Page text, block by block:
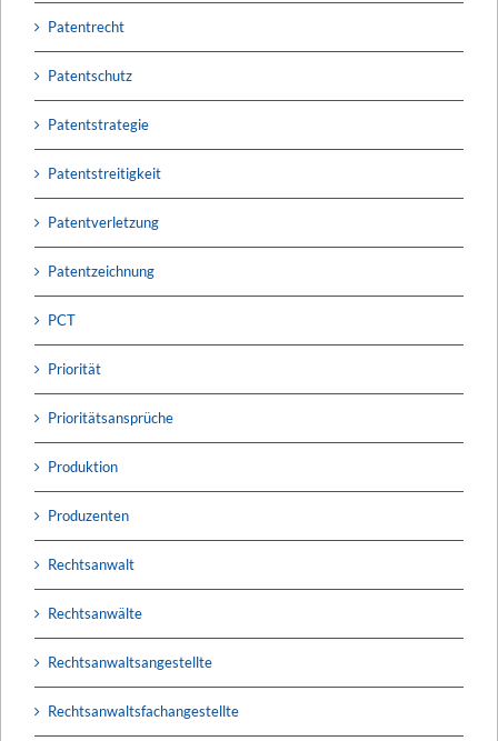
Patentrecht
Patentschutz
Patentstrategie
Patentstreitigkeit
Patentverletzung
Patentzeichnung
PCT
Priorität
Prioritätsansprüche
Produktion
Produzenten
Rechtsanwalt
Rechtsanwälte
Rechtsanwaltsangestellte
Rechtsanwaltsfachangestellte